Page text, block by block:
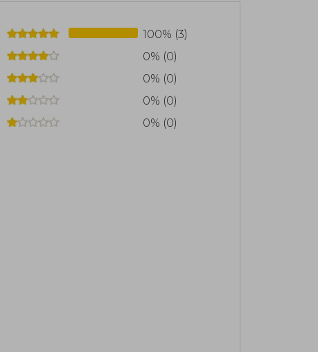
100% (3)
0% (0)
0% (0)
0% (0)
0% (0)